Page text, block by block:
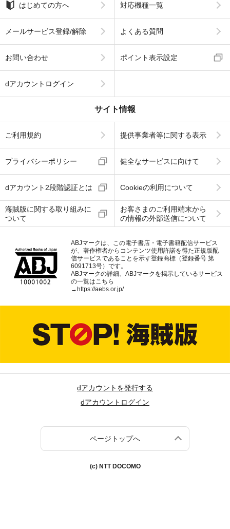
はじめての方へ 対応機種一覧
メールサービス登録/解除 よくある質問
お問い合わせ ポイント表示設定
dアカウントログイン
サイト情報
ご利用規約 提供事業者等に関する表示
プライバシーポリシー 健全なサービスに向けて
dアカウント2段階認証とは Cookieの利用について
海賊版に関する取り組みに
ついて
お客さまのご利用端末から
の情報の外部送信について
ABJマークは、この電子書店・電子書籍配信サービス
が、著作権者からコンテンツ使用許諾を得た正規版配
信サービスであることを示す登録商標（登録番号 第
6091713号）です。
ABJマークの詳細、ABJマークを掲示しているサービス
の一覧はこちら
→ https://aebs.or.jp/
dアカウントを発行する
dアカウントログイン
ページトップへ
(c) NTT DOCOMO